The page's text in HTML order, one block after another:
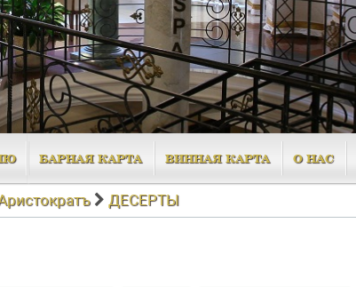
БАРНАЯ КАРТА ВИННАЯ КАРТА О НАС
ДЕСЕРТЫ